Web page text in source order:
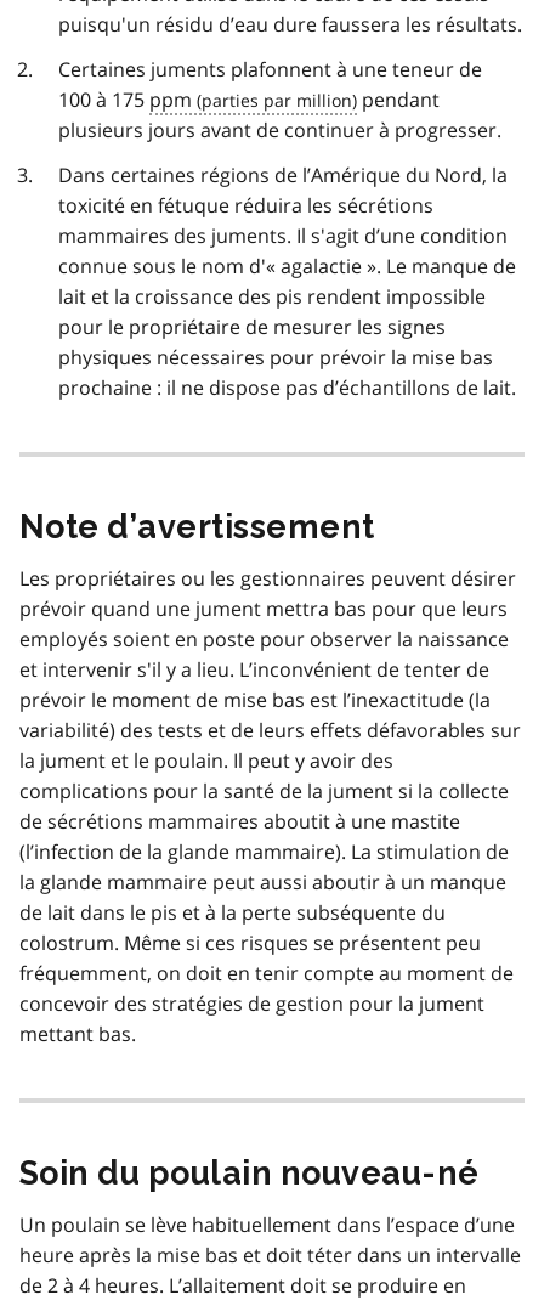
puisqu'un résidu d’eau dure faussera les résultats.
Certaines juments plafonnent à une teneur de
100 à 175 ppm
pendant
plusieurs jours avant de continuer à progresser.
Dans certaines régions de l’Amérique du Nord, la
toxicité en fétuque réduira les sécrétions
mammaires des juments. Il s'agit d’une condition
connue sous le nom d'« agalactie ». Le manque de
lait et la croissance des pis rendent impossible
pour le propriétaire de mesurer les signes
physiques nécessaires pour prévoir la mise bas
prochaine : il ne dispose pas d’échantillons de lait.
Note d’avertissement
Les propriétaires ou les gestionnaires peuvent désirer
prévoir quand une jument mettra bas pour que leurs
employés soient en poste pour observer la naissance
et intervenir s'il y a lieu. L’inconvénient de tenter de
prévoir le moment de mise bas est l’inexactitude (la
variabilité) des tests et de leurs effets défavorables sur
la jument et le poulain. Il peut y avoir des
complications pour la santé de la jument si la collecte
de sécrétions mammaires aboutit à une mastite
(l’infection de la glande mammaire). La stimulation de
la glande mammaire peut aussi aboutir à un manque
de lait dans le pis et à la perte subséquente du
colostrum. Même si ces risques se présentent peu
fréquemment, on doit en tenir compte au moment de
concevoir des stratégies de gestion pour la jument
mettant bas.
Soin du poulain nouveau-né
Un poulain se lève habituellement dans l’espace d’une
heure après la mise bas et doit téter dans un intervalle
de 2 à 4 heures. L’allaitement doit se produire en